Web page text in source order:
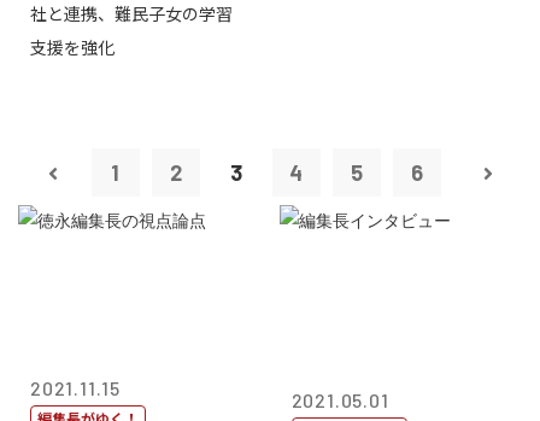
社と連携、難民子女の学習
支援を強化
1 2 3 4 5 6
2021.11.15
2021.05.01